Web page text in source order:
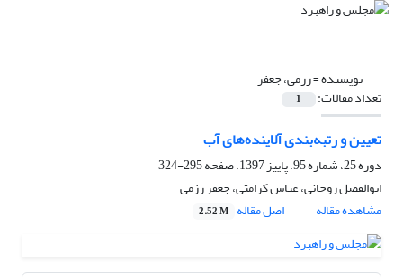
نویسنده =رزمی، جعفر
تعداد مقالات: 1
تعیین و رتبه‌بندی آلاینده‌های آب
دوره 25، شماره 95، پاییز 1397، صفحه
295-324
ابوالفضل روحانی، عباس کرامتی، جعفر رزمی
مشاهده مقاله
اصل مقاله 2.52 M